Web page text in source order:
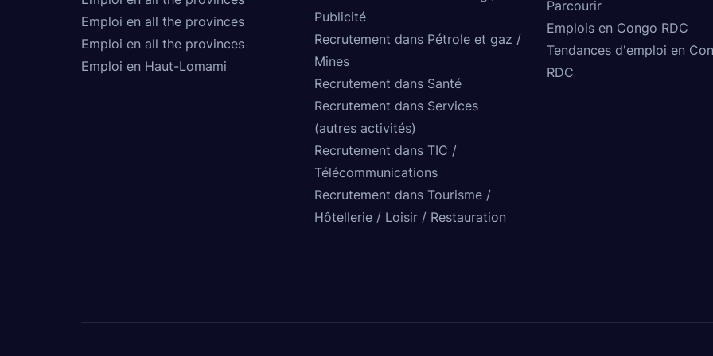
Emploi en all the provinces
Emploi en all the provinces
Emploi en Haut-Lomami
Publicité
Recrutement dans Pétrole et gaz /
Mines
Recrutement dans Santé
Recrutement dans Services
(autres activités)
Recrutement dans TIC /
Télécommunications
Recrutement dans Tourisme /
Hôtellerie / Loisir / Restauration
Parcourir
Emplois en Congo RDC
Tendances d'emploi en
RDC